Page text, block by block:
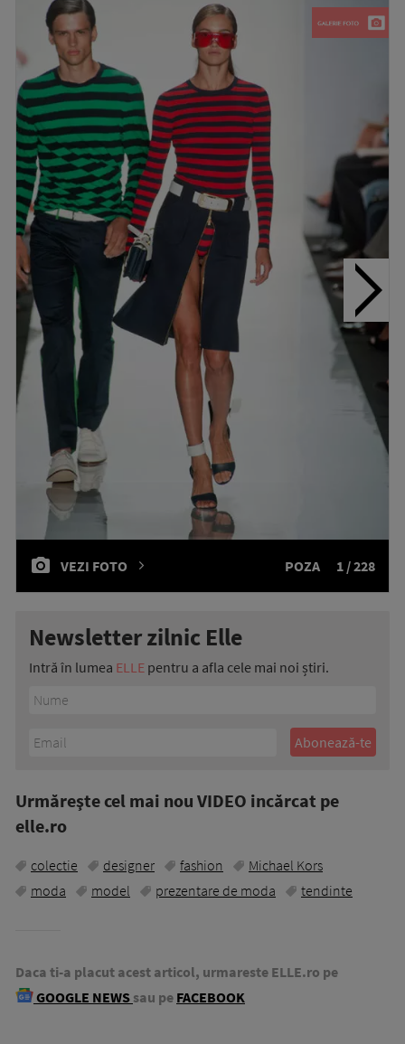
VEZI FOTO POZA 1 / 228
Newsletter zilnic Elle
Intră în lumea ELLE pentru a afla cele mai noi știri.
Urmăreşte cel mai nou VIDEO incărcat pe
elle.ro
colectie designer fashion
Michael Kors
moda
model prezentare de moda tendinte
Daca ti-a placut acest articol, urmareste ELLE.ro pe
GOOGLE NEWS sau pe FACEBOOK